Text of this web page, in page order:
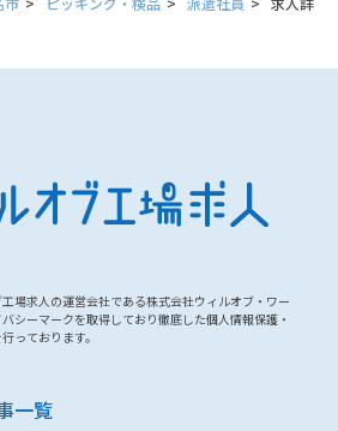
場求人の運営会社である株式会社ウィルオブ・ワー
シーマークを取得しており徹底した個人情報保護・
っております。
一覧